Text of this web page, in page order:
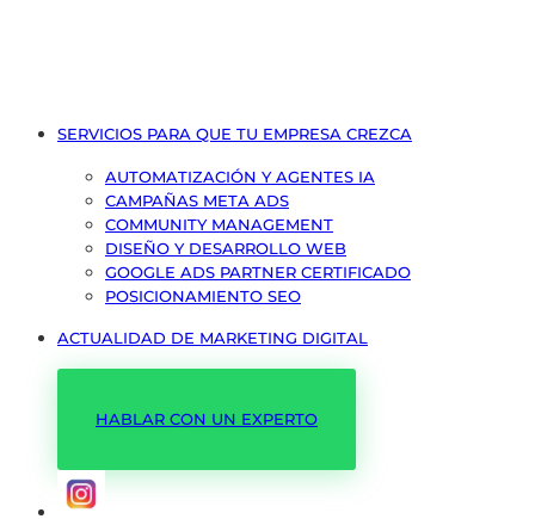
SERVICIOS PARA QUE TU EMPRESA CREZCA
AUTOMATIZACIÓN Y AGENTES IA
CAMPAÑAS META ADS
COMMUNITY MANAGEMENT
DISEÑO Y DESARROLLO WEB
GOOGLE ADS PARTNER CERTIFICADO
POSICIONAMIENTO SEO
ACTUALIDAD DE MARKETING DIGITAL
HABLAR CON UN EXPERTO